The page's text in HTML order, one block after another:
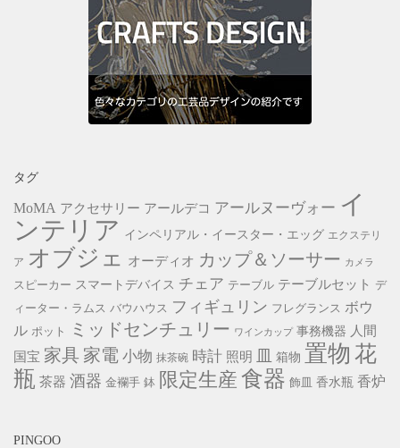
タグ
MoMA アクセサリー アールデコ アールヌーヴォー イ
ンテリア インペリアル・イースター・エッグ エクステリ
ア オブジェ オーディオ カップ＆ソーサー カメラ
スピーカー スマートデバイス チェア テーブル テーブルセット
デ
ィーター・ラムス バウハウス フィギュリン フレグランス ボウ
ル ポット ミッドセンチュリー ワインカップ 事務機器 人間
国宝 家具 家電 小物 抹茶碗 時計 照明 皿 箱物 置物 花
瓶 茶器 酒器 金襴手 鉢 限定生産 食器 飾皿 香水瓶 香炉
PINGOO